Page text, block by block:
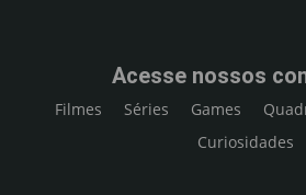
Acesse nossos
Filmes Séries Games
Curiosidades